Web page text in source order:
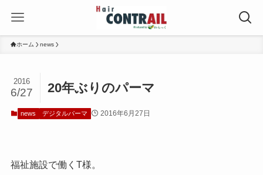
ホーム news
20年ぶりのパーマ
2016
6/27
news デジタルパーマ 2016年6月27日
福祉施設で働くT様。